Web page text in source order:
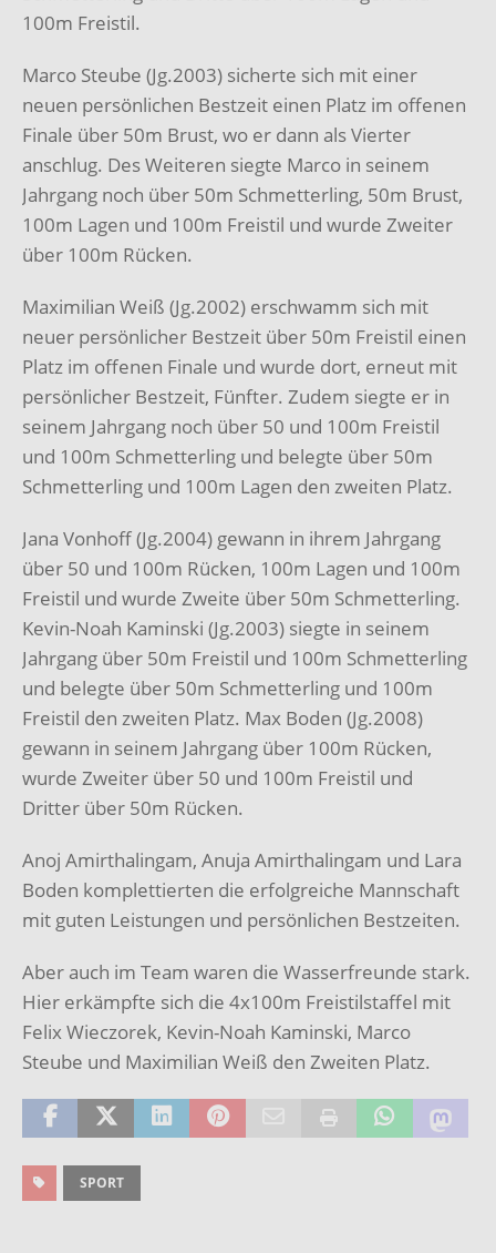
100m Freistil.
Marco Steube (Jg.2003) sicherte sich mit einer
neuen persönlichen Bestzeit einen Platz im offenen
Finale über 50m Brust, wo er dann als Vierter
anschlug. Des Weiteren siegte Marco in seinem
Jahrgang noch über 50m Schmetterling, 50m Brust,
100m Lagen und 100m Freistil und wurde Zweiter
über 100m Rücken.
Maximilian Weiß (Jg.2002) erschwamm sich mit
neuer persönlicher Bestzeit über 50m Freistil einen
Platz im offenen Finale und wurde dort, erneut mit
persönlicher Bestzeit, Fünfter. Zudem siegte er in
seinem Jahrgang noch über 50 und 100m Freistil
und 100m Schmetterling und belegte über 50m
Schmetterling und 100m Lagen den zweiten Platz.
Jana Vonhoff (Jg.2004) gewann in ihrem Jahrgang
über 50 und 100m Rücken, 100m Lagen und 100m
Freistil und wurde Zweite über 50m Schmetterling.
Kevin-Noah Kaminski (Jg.2003) siegte in seinem
Jahrgang über 50m Freistil und 100m Schmetterling
und belegte über 50m Schmetterling und 100m
Freistil den zweiten Platz. Max Boden (Jg.2008)
gewann in seinem Jahrgang über 100m Rücken,
wurde Zweiter über 50 und 100m Freistil und
Dritter über 50m Rücken.
Anoj Amirthalingam, Anuja Amirthalingam und Lara
Boden komplettierten die erfolgreiche Mannschaft
mit guten Leistungen und persönlichen Bestzeiten.
Aber auch im Team waren die Wasserfreunde stark.
Hier erkämpfte sich die 4x100m Freistilstaffel mit
Felix Wieczorek, Kevin-Noah Kaminski, Marco
Steube und Maximilian Weiß den Zweiten Platz.
SPORT